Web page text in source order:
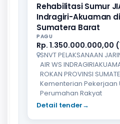
Rehabilitasi Sumur
Indragiri-Akuaman
Sumatera Barat
PAGU
Rp. 1.350.000.000,00
SNVT PELAKSANAAN
AIR WS
ROKAN PROVINSI
Kementerian Pekerjaan
Perumahan Rakyat
Detail tender→